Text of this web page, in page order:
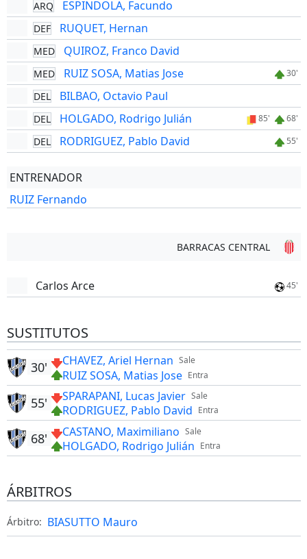
ARQ ESPINDOLA, Facundo
DEF RUQUET, Hernan
MED QUIROZ, Franco David
MED RUIZ SOSA, Matias Jose 30'
DEL BILBAO, Octavio Paul
DEL HOLGADO, Rodrigo Julián 85' 68'
DEL RODRIGUEZ, Pablo David 55'
ENTRENADOR
RUIZ Fernando
BARRACAS CENTRAL
Carlos Arce 45'
SUSTITUTOS
Sale
CHAVEZ, Ariel Hernan
Entra
RUIZ SOSA, Matias Jose
30'
Sale
SPARAPANI, Lucas Javier
Entra
RODRIGUEZ, Pablo David
55'
Sale
CASTANO, Maximiliano
Entra
HOLGADO, Rodrigo Julián
68'
ÁRBITROS
Árbitro: BIASUTTO Mauro